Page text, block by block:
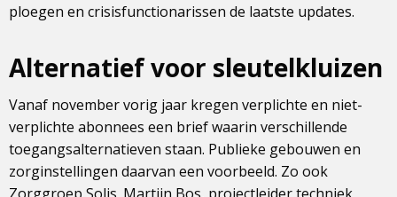
ploegen en crisisfunctionarissen de laatste updates.
Alternatief voor sleutelkluizen
Vanaf november vorig jaar kregen verplichte en niet-
verplichte abonnees een brief waarin verschillende
toegangsalternatieven staan. Publieke gebouwen en
zorginstellingen daarvan een voorbeeld. Zo ook